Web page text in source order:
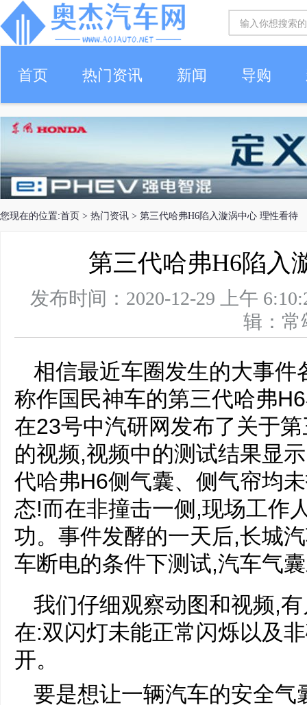
首页 热门资讯 新闻 导购
您现在的位置:首页 > 热门资讯 > 第三代哈弗H6陷入漩涡中心 理性看待
第三代哈弗H6陷入
发布时间：2020-12-29 上午
辑：
相信最近车圈发生的大事
称作国民神车的第三代哈弗
在23号中汽研网发布了关于
的视频,视频中的测试结果显
代哈弗H6侧气囊、侧气帘均
态!而在非撞击一侧,现场工作
功。事件发酵的一天后,长城
车断电的条件下测试,汽车气
我们仔细观察动图和视频,
在:双闪灯未能正常闪烁以及
开。
要是想让一辆汽车的安全